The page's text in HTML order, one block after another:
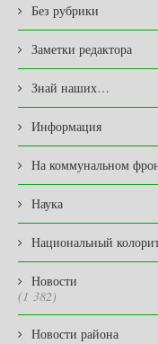
Без рубрики
Заметки редактора
Знай наших…
Информация
На коммунальном
Наука
Национальный
Новости
(1 382)
Новости района